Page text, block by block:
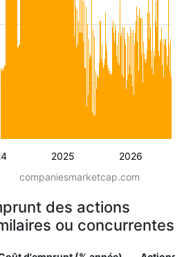
2025 2026
companiesmarketcap.com
des actions
ou concurrentes